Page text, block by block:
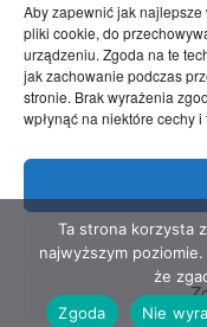
Aby zapewnić jak
pliki cookie, do
urządzeniu. Zgoda na te
jak zachowanie podczas
stronie. Brak wyrażenia
wpłynąć na niektóre cechy i
Zgłoś nam!
Prawo
Pomoc Prawna
Copyright © 2022
zastrzeżone
Ta strona korzysta
najwyższym
że
Zgoda
Nie